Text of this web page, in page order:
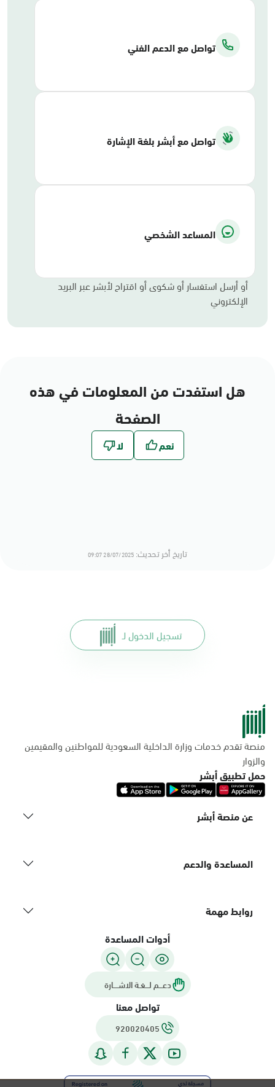
تواصل مع الدعم الفني
تواصل مع أبشر بلغة الإشارة
المساعد الشخصي
أو أرسل استفسار أو شكوى أو اقتراح لأبشر عبر البريد
الإلكتروني
هل استفدت من المعلومات في هذه
الصفحة
تاريخ أخر تحديث: 28/07/2025 09:07
تسجيل الدخول لـ
منصة تقدم خدمات وزارة الداخلية السعودية للمواطنين والمقيمين
والزوار
حمل تطبيق أبشر
عن منصة أبشر
المساعدة والدعم
روابط مهمة
أدوات المساعدة
دعـــم لـــغـة الاشــــارة
تواصل معنا
920020405